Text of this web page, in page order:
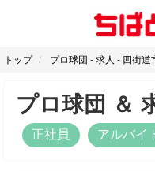
トップ プロ球団 - 求人 - 四街道
プロ球団 ＆
正社員 アルバイ